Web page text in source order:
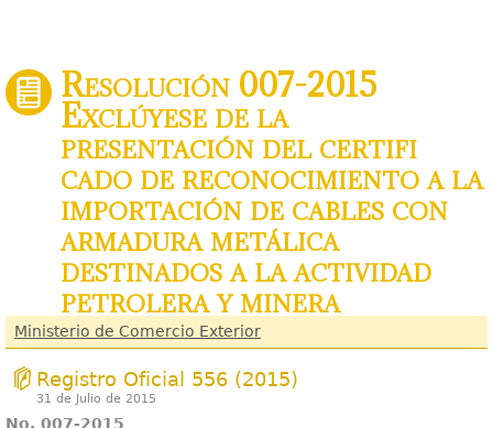
Resolución 007-2015
Exclúyese de la
presentación del certifi
cado de reconocimiento a la
importación de cables con
armadura metálica
destinados a la actividad
petrolera y minera
Ministerio de Comercio Exterior
Registro Oficial 556 (2015)
31 de Julio de 2015
No. 007-2015